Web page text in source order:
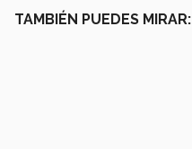
TAMBIÉN PUEDES MIRAR: